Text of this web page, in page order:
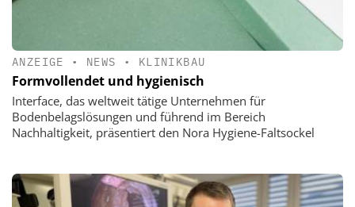
ANZEIGE • NEWS • KLINIKBAU
Formvollendet und hygienisch
Interface, das weltweit tätige Unternehmen für
Bodenbelagslösungen und führend im Bereich
Nachhaltigkeit, präsentiert den Nora Hygiene-Faltsockel